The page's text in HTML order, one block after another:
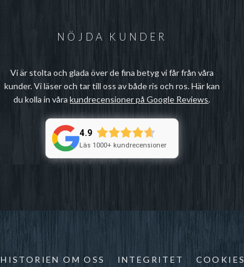
NÖJDA KUNDER
Vi är stolta och glada över de fina betyg vi får från våra
kunder. Vi läser och tar till oss av både ris och ros. Här kan
du kolla in vårakundrecensioner på Google Reviews.
4.9
Läs 1000+ kundrecensioner
HISTORIEN OM OSS INTEGRITET COOKIES